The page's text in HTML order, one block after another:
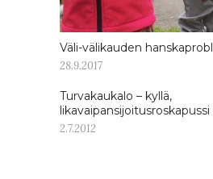
Väli-välikauden
28.9.2017
Turvakaukalo – kyllä,
likavaipansijoitusroskapussi
2.7.2012